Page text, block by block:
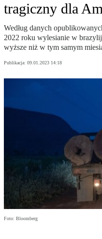
tragiczny dla
Według danych
2022 roku wylesianie w
wyższe niż w tym samym
Publikacja: 09.01.2023 14:18
Foto: Bloomberg